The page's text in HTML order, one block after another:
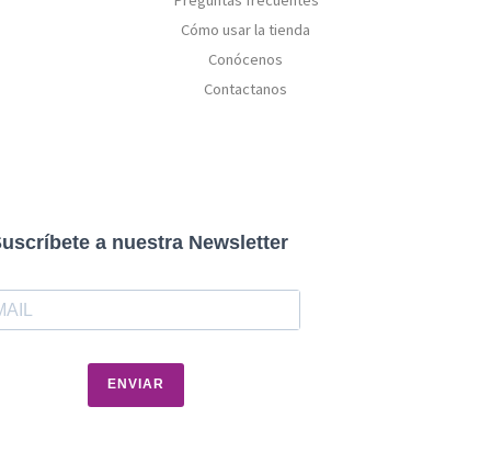
Cómo usar la tienda
Conócenos
Contactanos
a nuestra Newsletter
ENVIAR